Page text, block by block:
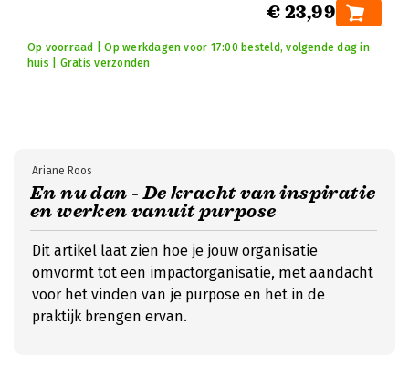
€ 23,99
Op voorraad | Op werkdagen voor 17:00 besteld, volgende dag in
huis | Gratis verzonden
En nu dan - De kracht van inspiratie
en werken vanuit purpose
Ariane Roos
Dit artikel laat zien hoe je jouw organisatie
omvormt tot een impactorganisatie, met aandacht
voor het vinden van je purpose en het in de
praktijk brengen ervan.